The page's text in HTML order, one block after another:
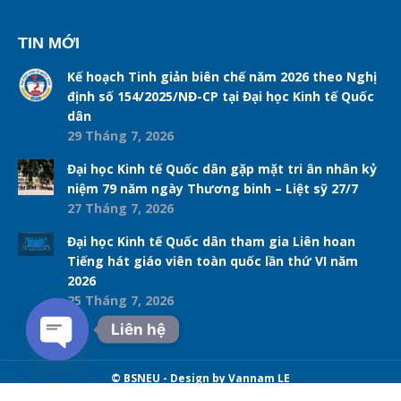
TIN MỚI
Kế hoạch Tinh giản biên chế năm 2026 theo Nghị
định số 154/2025/NĐ-CP tại Đại học Kinh tế Quốc
dân
29 Tháng 7, 2026
Đại học Kinh tế Quốc dân gặp mặt tri ân nhân kỷ
niệm 79 năm ngày Thương binh – Liệt sỹ 27/7
27 Tháng 7, 2026
Đại học Kinh tế Quốc dân tham gia Liên hoan
Tiếng hát giáo viên toàn quốc lần thứ VI năm
2026
25 Tháng 7, 2026
© BSNEU - Design by Vannam LE
Liên hệ